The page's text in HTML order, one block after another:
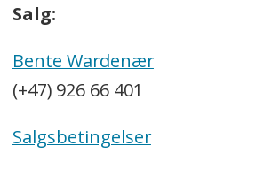
Salg:
Bente Wardenær
(+47) 926 66 401
Salgsbetingelser